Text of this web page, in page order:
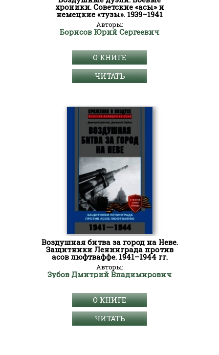
хроники. Советские «асы» и
немецкие «тузы». 1939–1941
Авторы:
Борисов Юрий Сергеевич
О КНИГЕ
ЧИТАТЬ
Воздушная битва за город на Неве.
Защитники Ленинграда против
асов люфтваффе. 1941–1944 гг.
Авторы:
Зубов Дмитрий Владимирович
О КНИГЕ
ЧИТАТЬ